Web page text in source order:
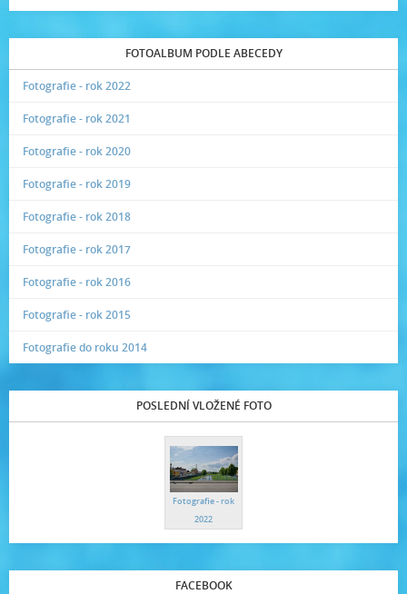
FOTOALBUM PODLE ABECEDY
Fotografie - rok 2022
Fotografie - rok 2021
Fotografie - rok 2020
Fotografie - rok 2019
Fotografie - rok 2018
Fotografie - rok 2017
Fotografie - rok 2016
Fotografie - rok 2015
Fotografie do roku 2014
POSLEDNÍ VLOŽENÉ FOTO
Fotografie - rok
2022
FACEBOOK